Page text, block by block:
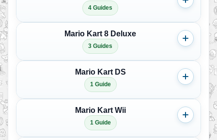
4 Guides
Mario Kart 8 Deluxe
3 Guides
Mario Kart DS
1 Guide
Mario Kart Wii
1 Guide